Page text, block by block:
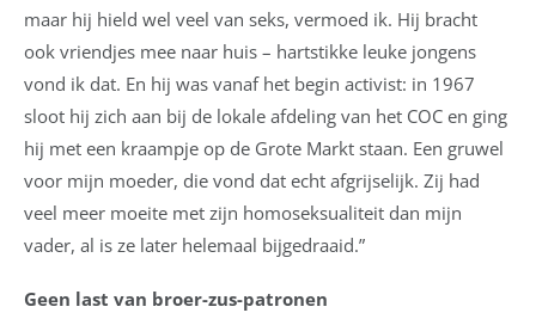
maar hij hield wel veel van seks, vermoed ik. Hij bracht
ook vriendjes mee naar huis – hartstikke leuke jongens
vond ik dat. En hij was vanaf het begin activist: in 1967
sloot hij zich aan bij de lokale afdeling van het COC en ging
hij met een kraampje op de Grote Markt staan. Een gruwel
voor mijn moeder, die vond dat echt afgrijselijk. Zij had
veel meer moeite met zijn homoseksualiteit dan mijn
vader, al is ze later helemaal bijgedraaid.”
Geen last van broer-zus-patronen